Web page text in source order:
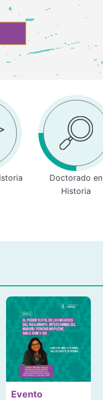
Doctorado en
Historia
Evento